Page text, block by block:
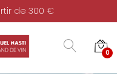
de 300 €
0